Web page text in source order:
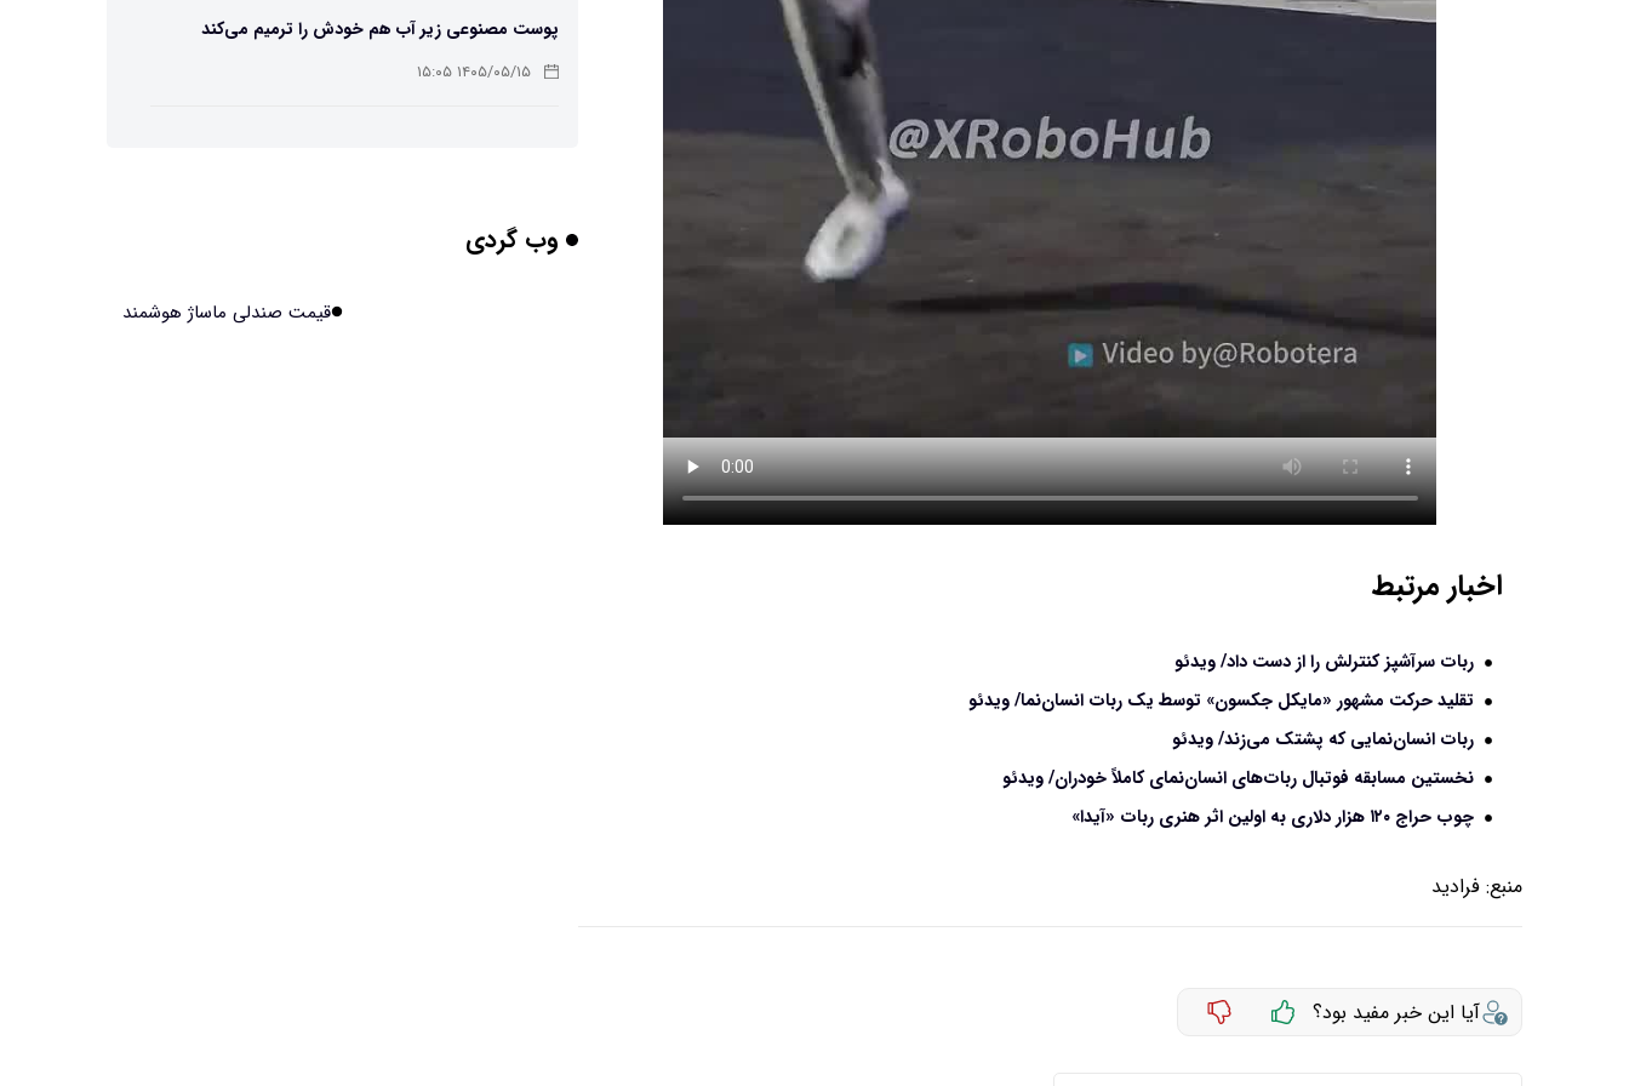
اخبار مرتبط
ربات سرآشپز کنترلش را از دست داد/ ویدئو
تقلید حرکت مشهور «مایکل جکسون» توسط یک ربات انسان‌نما/ ویدئو
ربات انسان‌نمایی که پشتک می‌زند/ ویدئو
نخستین مسابقه فوتبال ربات‌های انسان‌نمای کاملاً خودران/ ویدئو
چوب حراج ۱۲۰ هزار دلاری به اولین اثر هنری ربات «آیدا»
منبع: فرادید
آیا این خبر مفید بود؟
پوست مصنوعی زیر آب هم خودش را ترمیم می‌کند
۱۴۰۵/۰۵/۱۵ ۱۵:۰۵
برنج فضایی چین به مرحله برداشت رسید
وب گردی
قیمت صندلی ماساژ هوشمند